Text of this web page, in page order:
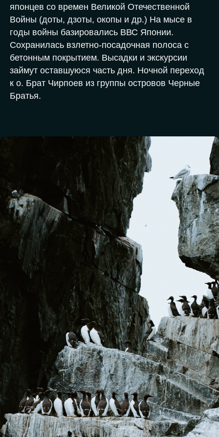
японцев со времен Великой Отечественной
Войны (доты, дзоты, окопы и др.) На мысе в
годы войны базировались ВВС Японии.
Сохранилась взлетно-посадочная полоса с
бетонным покрытием. Высадки и экскурсии
займут оставшуюся часть дня. Ночной переход
к о. Брат Чирпоев из группы островов Черные
Братья.